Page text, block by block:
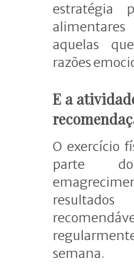
estratégia
aquelas
razões
E a
O exercício
parte
semana.